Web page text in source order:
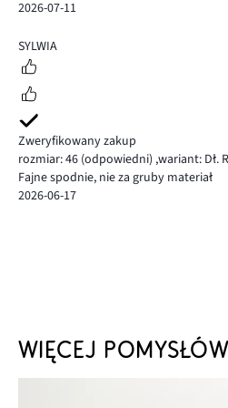
2026-07-11
5
SYLWIA
Zweryfikowany zakup
rozmiar: 46 (odpowiedni) ,wariant: Dł.
Fajne spodnie, nie za gruby materiał
2026-06-17
WIĘCEJ